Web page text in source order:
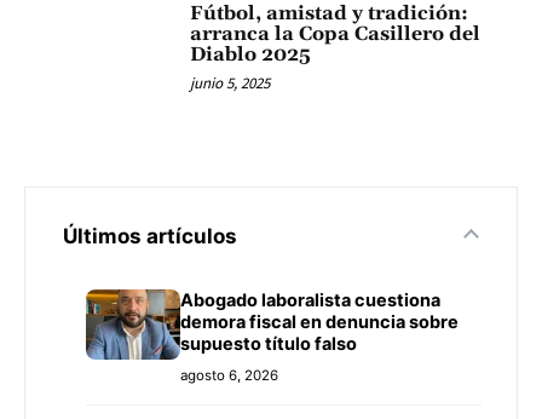
Fútbol, amistad y tradición:
arranca la Copa Casillero del
Diablo 2025
junio 5, 2025
Últimos artículos
Abogado laboralista cuestiona
demora fiscal en denuncia sobre
supuesto título falso
agosto 6, 2026